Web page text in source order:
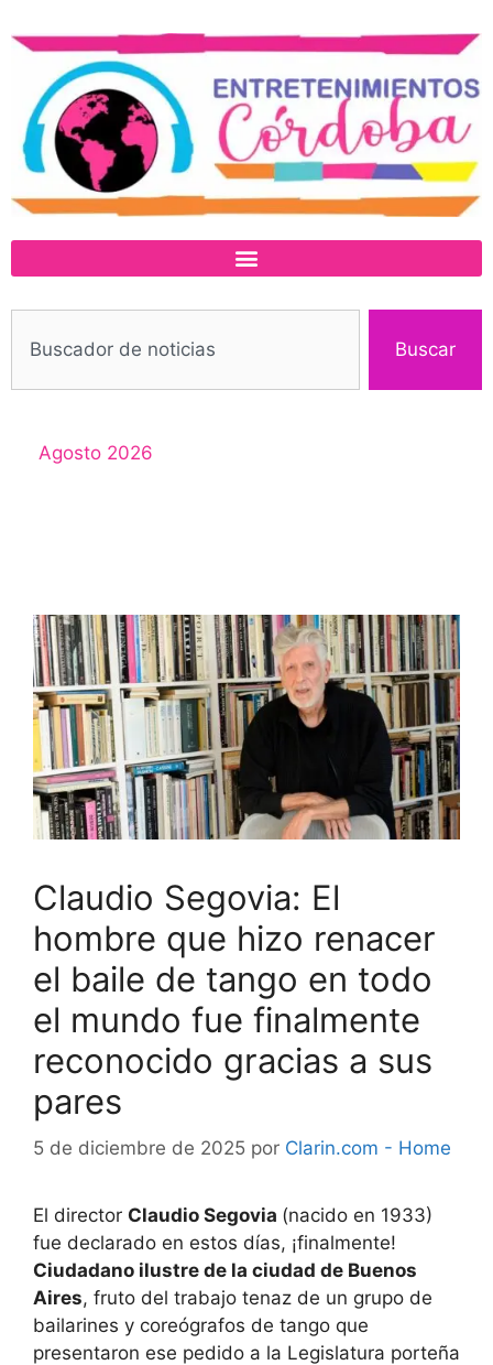
Buscar
Agosto 2026
Claudio Segovia: El
hombre que hizo renacer
el baile de tango en todo
el mundo fue finalmente
reconocido gracias a sus
pares
5 de diciembre de 2025 por Clarin.com - Home
El director Claudio Segovia (nacido en 1933)
fue declarado en estos días, ¡finalmente!
Ciudadano ilustre de la ciudad de Buenos
Aires, fruto del trabajo tenaz de un grupo de
bailarines y coreógrafos de tango que
presentaron ese pedido a la Legislatura porteña